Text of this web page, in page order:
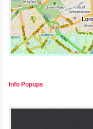
Info Popups